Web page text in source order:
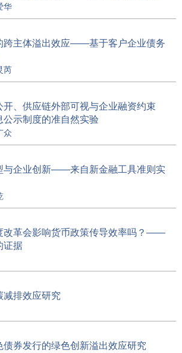
华
跨主体溢出效应——基于客户企业债务
芮
开、供应链外部可视与企业融资约束
示制度的准自然实验
众
与企业创新——来自新金融工具准则实
改革会影响货币政策传导效率吗？——
证据
减排效应研究
债券发行的绿色创新溢出效应研究